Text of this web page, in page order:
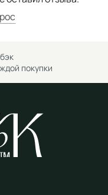
покупки